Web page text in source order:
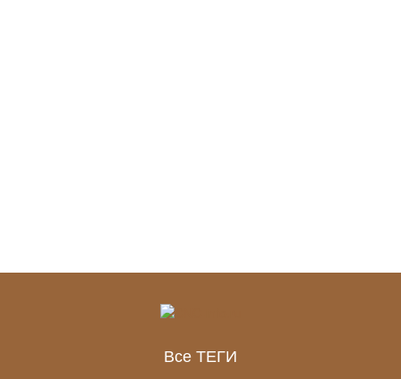
Все ТЕГИ